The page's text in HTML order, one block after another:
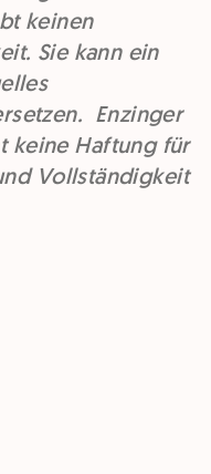
keinen
Sie kann ein
Enzinger
keine Haftung für
Vollständigkeit